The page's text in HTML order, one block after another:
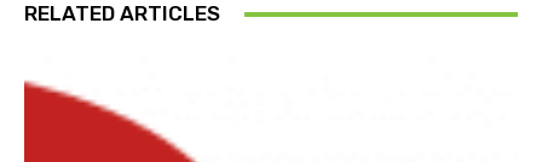
RELATED ARTICLES